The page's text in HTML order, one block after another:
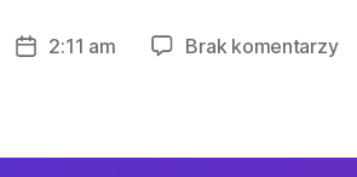
Data2:11 am Brak komentarzydo